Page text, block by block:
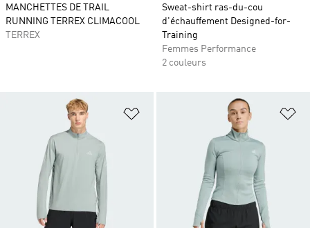
MANCHETTES DE TRAIL
RUNNING TERREX CLIMACOOL
TERREX
Sweat-shirt ras-du-cou
d'échauffement Designed-for-
Training
Femmes Performance
2 couleurs
Ajouter à la Liste de produits